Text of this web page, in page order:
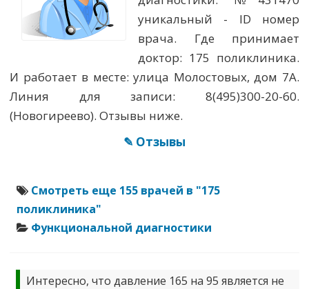
уникальный - ID номер
врача. Где принимает
доктор: 175 поликлиника.
И работает в месте: улица Молостовых, дом 7А.
Линия для записи: 8(495)300-20-60.
(Новогиреево). Отзывы ниже.
✎ Отзывы
Смотреть еще 155 врачей в "175
поликлиника"
Функциональной диагностики
Интересно, что давление 165 на 95 является не